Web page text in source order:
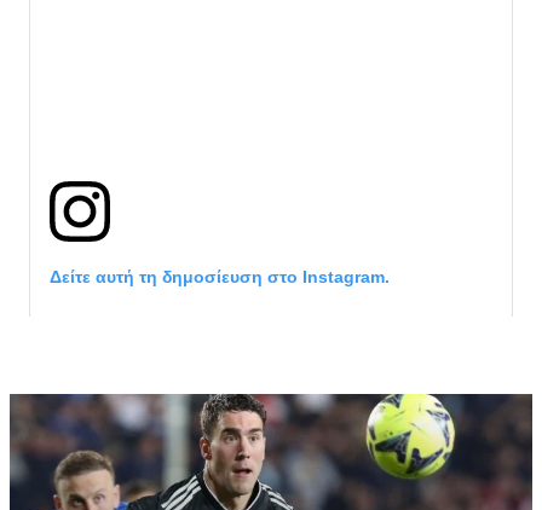
Δείτε αυτή τη δημοσίευση στο Instagram.